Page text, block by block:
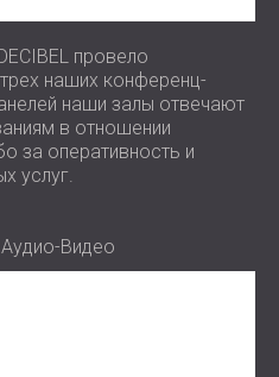
провело
наших конференц-
наши залы отвечают
в отношении
за оперативность и
услуг.
Аудио-Видео